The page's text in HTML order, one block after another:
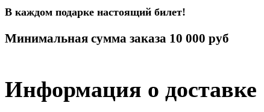
В каждом подарке настоящий билет!
Минимальная сумма заказа 10 000 руб
Информация о доставке